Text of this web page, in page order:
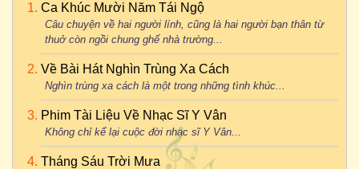
Ca Khúc Mười Năm Tái Ngộ
Câu chuyện về hai người lính, cũng là hai người bạn thân từ
thuở còn ngồi chung ghế nhà trường...
Về Bài Hát Nghìn Trùng Xa Cách
Nghìn trùng xa cách là một trong những tình khúc...
Phim Tài Liệu Về Nhạc Sĩ Y Vân
Không chỉ kể lại cuộc đời nhạc sĩ Y Vân...
Tháng Sáu Trời Mưa